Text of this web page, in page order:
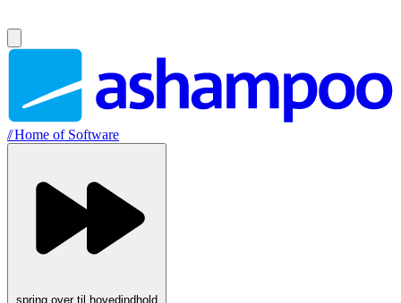
//Home of Software
spring over til hovedindhold